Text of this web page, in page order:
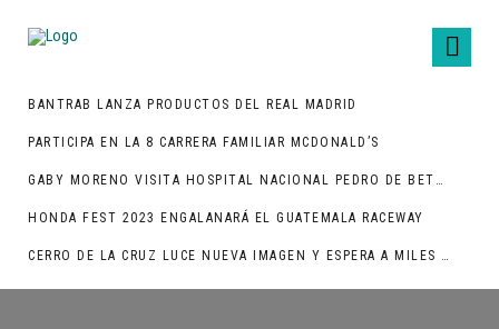
BANTRAB LANZA PRODUCTOS DEL REAL MADRID
PARTICIPA EN LA 8 CARRERA FAMILIAR MCDONALD’S
GABY MORENO VISITA HOSPITAL NACIONAL PEDRO DE BETHANCOURT
HONDA FEST 2023 ENGALANARÁ EL GUATEMALA RACEWAY
CERRO DE LA CRUZ LUCE NUEVA IMAGEN Y ESPERA A MILES DE TURISTAS